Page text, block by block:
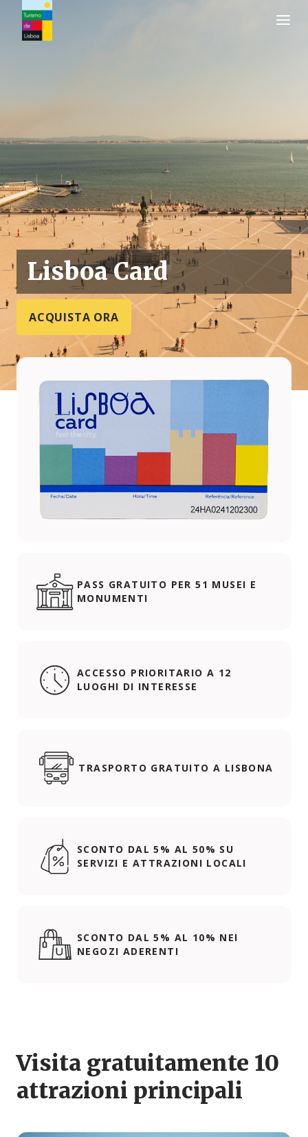
Lisboa Card
ACQUISTA ORA
PASS GRATUITO PER 51 MUSEI E
MONUMENTI
ACCESSO PRIORITARIO A 12
LUOGHI DI INTERESSE
TRASPORTO GRATUITO A LISBONA
SCONTO DAL 5% AL 50% SU
SERVIZI E ATTRAZIONI LOCALI
SCONTO DAL 5% AL 10% NEI
NEGOZI ADERENTI
Visita gratuitamente 10
attrazioni principali